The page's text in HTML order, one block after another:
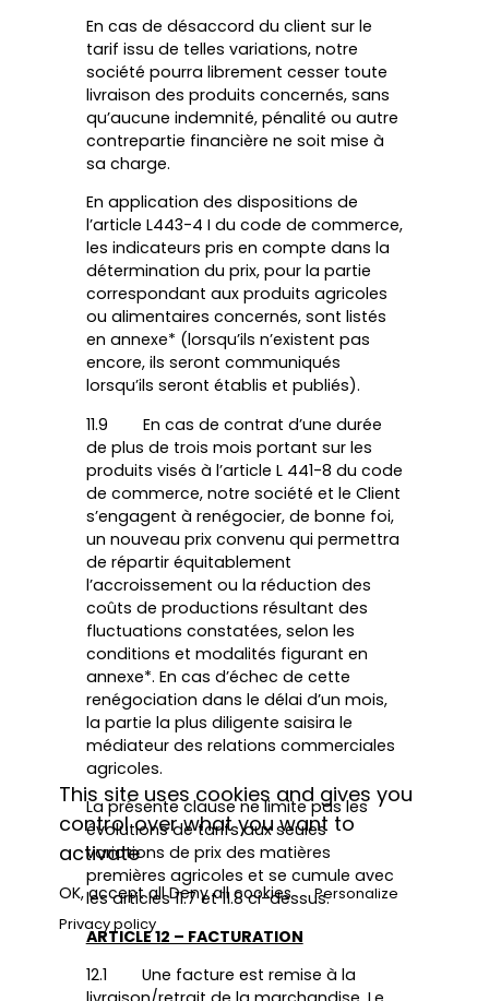
En cas de désaccord du client sur le
tarif issu de telles variations, notre
société pourra librement cesser toute
livraison des produits concernés, sans
qu’aucune indemnité, pénalité ou autre
contrepartie financière ne soit mise à
sa charge.
En application des dispositions de
l’article L443-4 I du code de commerce,
les indicateurs pris en compte dans la
détermination du prix, pour la partie
correspondant aux produits agricoles
ou alimentaires concernés, sont listés
en annexe* (lorsqu’ils n’existent pas
encore, ils seront communiqués
lorsqu’ils seront établis et publiés).
11.9 En cas de contrat d’une durée
de plus de trois mois portant sur les
produits visés à l’article L 441-8 du code
de commerce, notre société et le Client
s’engagent à renégocier, de bonne foi,
un nouveau prix convenu qui permettra
de répartir équitablement
l’accroissement ou la réduction des
coûts de productions résultant des
fluctuations constatées, selon les
conditions et modalités figurant en
annexe*. En cas d’échec de cette
renégociation dans le délai d’un mois,
la partie la plus diligente saisira le
médiateur des relations commerciales
agricoles.
La présente clause ne limite pas les
évolutions de tarifs aux seules
variations de prix des matières
premières agricoles et se cumule avec
les articles 11.7 et 11.8 ci-dessus.
ARTICLE 12 – FACTURATION
12.1 Une facture est remise à la
This site uses cookies and gives you
control over what you want to
activate
OK, accept all Deny all cookies
Personalize
Privacy policy